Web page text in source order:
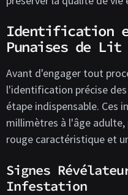
Identification
Punaises de Lit
Avant d'engager tout
l'identification précise
étape indispensable. Ces
millimètres à l'âge
rouge caractéristique et
Signes
Infestation